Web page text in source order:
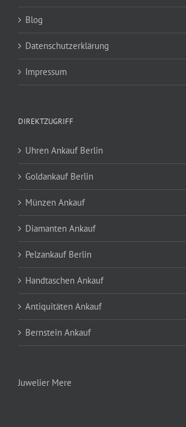
Blog
Datenschutzerklärung
Impressum
DIREKTZUGRIFF
Uhren Ankauf Berlin
Goldankauf Berlin
Münzen Ankauf
Diamanten Ankauf
Pelzankauf Berlin
Handtaschen Ankauf
Antiquitäten Ankauf
Bernstein Ankauf
Juwelier Mere